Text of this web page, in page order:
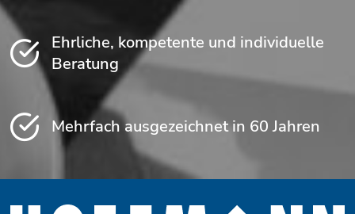
Ehrliche, kompetente und individuelle
Beratung
Mehrfach ausgezeichnet in 60 Jahren